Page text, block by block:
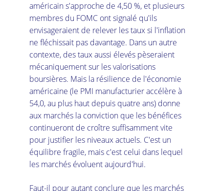
américain s'approche de 4,50 %, et plusieurs
membres du FOMC ont signalé qu'ils
envisageraient de relever les taux si l'inflation
ne fléchissait pas davantage. Dans un autre
contexte, des taux aussi élevés pèseraient
mécaniquement sur les valorisations
boursières. Mais la résilience de l'économie
américaine (le PMI manufacturier accélère à
54,0, au plus haut depuis quatre ans) donne
aux marchés la conviction que les bénéfices
continueront de croître suffisamment vite
pour justifier les niveaux actuels. C'est un
équilibre fragile, mais c'est celui dans lequel
les marchés évoluent aujourd'hui.
Faut-il pour autant conclure que les marchés